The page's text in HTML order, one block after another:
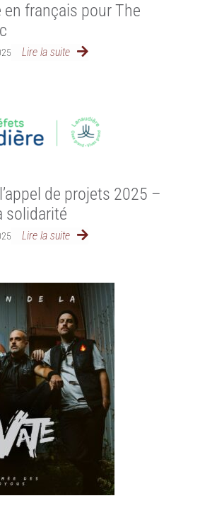
en français pour The
Lire la suite
de projets 2025 –
solidarité
Lire la suite